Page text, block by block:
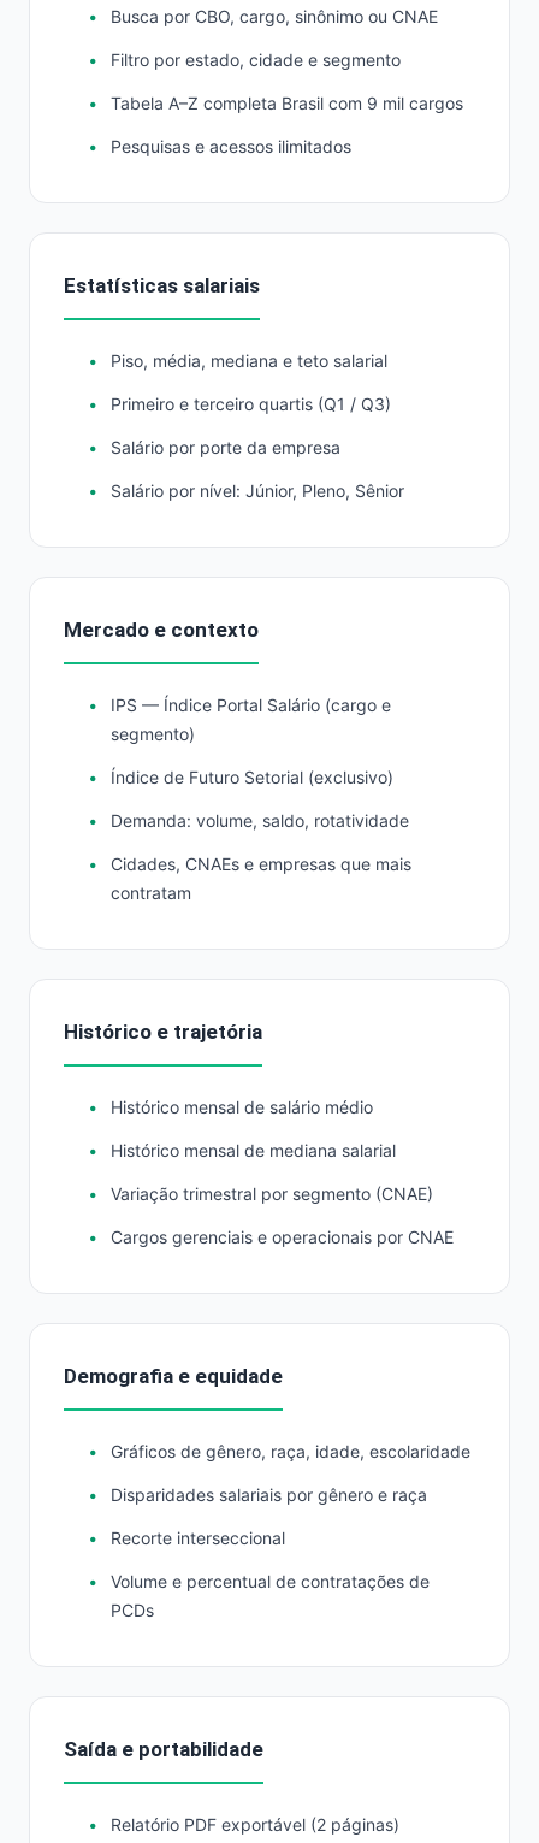
Busca por CBO, cargo, sinônimo ou CNAE
Filtro por estado, cidade e segmento
Tabela A–Z completa Brasil com 9 mil cargos
Pesquisas e acessos ilimitados
Estatísticas salariais
Piso, média, mediana e teto salarial
Primeiro e terceiro quartis (Q1 / Q3)
Salário por porte da empresa
Salário por nível: Júnior, Pleno, Sênior
Mercado e contexto
IPS — Índice Portal Salário (cargo e
segmento)
Índice de Futuro Setorial (exclusivo)
Demanda: volume, saldo, rotatividade
Cidades, CNAEs e empresas que mais
contratam
Histórico e trajetória
Histórico mensal de salário médio
Histórico mensal de mediana salarial
Variação trimestral por segmento (CNAE)
Cargos gerenciais e operacionais por CNAE
Demografia e equidade
Gráficos de gênero, raça, idade, escolaridade
Disparidades salariais por gênero e raça
Recorte interseccional
Volume e percentual de contratações de
PCDs
Saída e portabilidade
Relatório PDF exportável (2 páginas)